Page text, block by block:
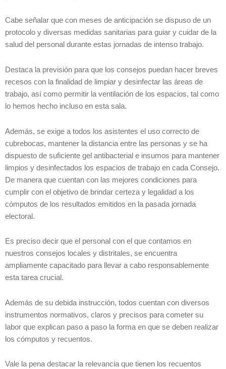
Cabe señalar que con meses de anticipación se dispuso de un
protocolo y diversas medidas sanitarias para guiar y cuidar de la
salud del personal durante estas jornadas de intenso trabajo.
Destaca la previsión para que los consejos puedan hacer breves
recesos con la finalidad de limpiar y desinfectar las áreas de
trabajo, así como permitir la ventilación de los espacios, tal como
lo hemos hecho incluso en esta sala.
Además, se exige a todos los asistentes el uso correcto de
cubrebocas, mantener la distancia entre las personas y se ha
dispuesto de suficiente gel antibacterial e insumos para mantener
limpios y desinfectados los espacios de trabajo en cada Consejo.
De manera que cuentan con las mejores condiciones para
cumplir con el objetivo de brindar certeza y legalidad a los
cómputos de los resultados emitidos en la pasada jornada
electoral.
Es preciso decir que el personal con el que contamos en
nuestros consejos locales y distritales, se encuentra
ampliamente capacitado para llevar a cabo responsablemente
esta tarea crucial.
Además de su debida instrucción, todos cuentan con diversos
instrumentos normativos, claros y precisos para cometer su
labor que explican paso a paso la forma en que se deben realizar
los cómputos y recuentos.
Vale la pena destacar la relevancia que tienen los recuentos